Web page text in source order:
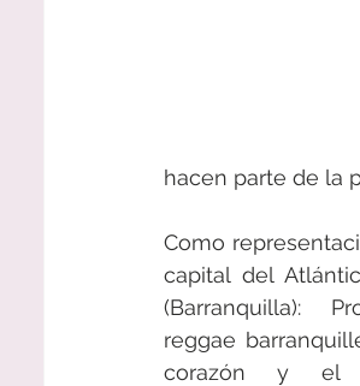
hacen parte de la
Como
capital del
(Barranquilla):
reggae
corazón y el